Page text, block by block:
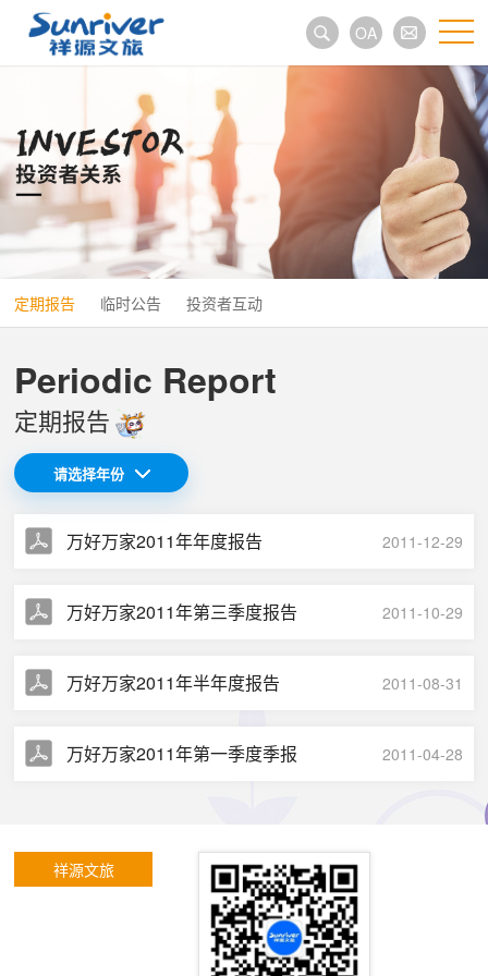
OA
定期报告 临时公告 投资者互动
Periodic Report
定期报告
请选择年份
万好万家2011年年度报告 2011-12-29
万好万家2011年第三季度报告 2011-10-29
万好万家2011年半年度报告 2011-08-31
万好万家2011年第一季度季报 2011-04-28
祥源文旅